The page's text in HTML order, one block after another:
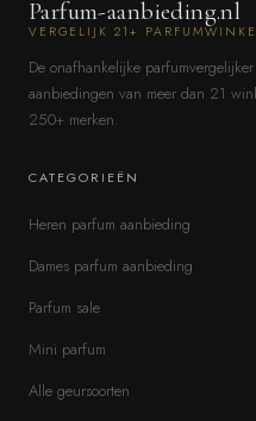
Parfum-aanbieding.nl
VERGELIJK 21+
De onafhankelijke
aanbiedingen van meer dan 21
250+ merken.
CATEGORIEËN
Heren parfum aanbieding
Dames parfum aanbieding
Parfum sale
Mini parfum
Alle geursoorten